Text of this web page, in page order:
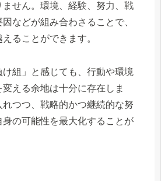
せん。環境、経験、努力、戦
などが組み合わさることで、
ることができます。
組」と感じても、行動や環境
える余地は十分に存在しま
つつ、戦略的かつ継続的な努
の可能性を最大化することが